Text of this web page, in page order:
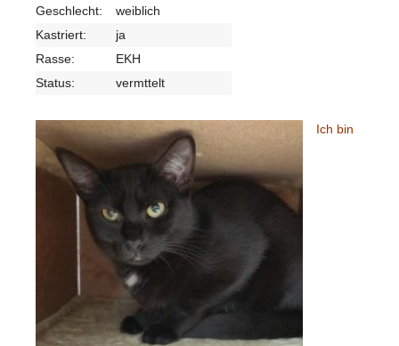
Geschlecht:
weiblich
Kastriert:
ja
Rasse:
EKH
Status:
vermttelt
Ich bin